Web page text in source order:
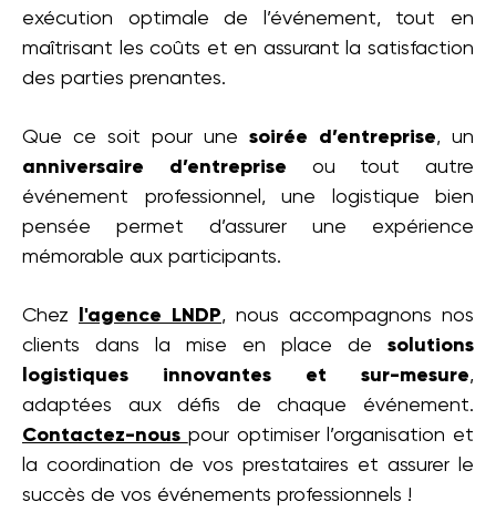
exécution optimale de l’événement, tout en
maîtrisant les coûts et en assurant la satisfaction
des parties prenantes.
Que ce soit pour une soirée d’entreprise, un
anniversaire d’entreprise ou tout autre
événement professionnel, une logistique bien
pensée permet d’assurer une expérience
mémorable aux participants.
Chez l'agence LNDP, nous accompagnons nos
clients dans la mise en place de solutions
logistiques innovantes et sur-mesure,
adaptées aux défis de chaque événement.
Contactez-nous pour optimiser l’organisation et
la coordination de vos prestataires et assurer le
succès de vos événements professionnels !